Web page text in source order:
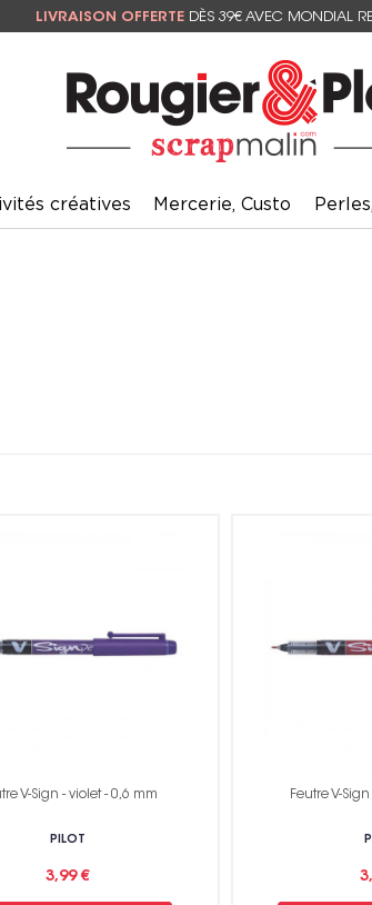
LIVRAISON OFFERTE DÈS 39€ AVEC MONDIAL
créatives Mercerie, Custo
Voir toutes nos marques
V-Sign - violet - 0,6 mm
PILOT
3,99 €
Feutre V-